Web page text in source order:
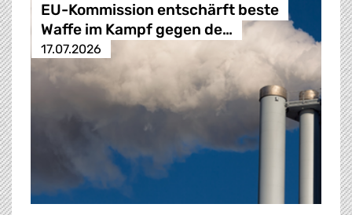
EU-Kommission entschärft beste
Waffe im Kampf gegen de…
17.07.2026